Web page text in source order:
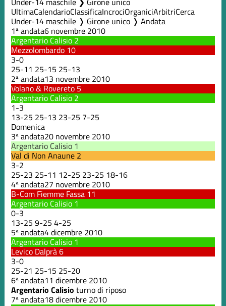
UltimaCalendarioClassificaIncrociOrganiciArbitriCerca
Under-14 maschile ❭ Girone unico ❭ Andata
1ª andata6 novembre 2010
Argentario Calisio 2
Mezzolombardo 10
3-0
25-11 25-15 25-13
2ª andata13 novembre 2010
Volano & Rovereto 5
Argentario Calisio 2
1-3
13-25 25-13 23-25 7-25
Domenica
3ª andata20 novembre 2010
Argentario Calisio 1
Val di Non Anaune 2
3-2
25-23 25-11 12-25 23-25 18-16
4ª andata27 novembre 2010
B-Com Fiemme Fassa 11
Argentario Calisio 1
0-3
13-25 9-25 4-25
5ª andata4 dicembre 2010
Argentario Calisio 1
Levico Dalprà6
3-0
25-21 25-15 25-20
6ª andata11 dicembre 2010
Argentario Calisio turno di riposo
7ª andata18 dicembre 2010